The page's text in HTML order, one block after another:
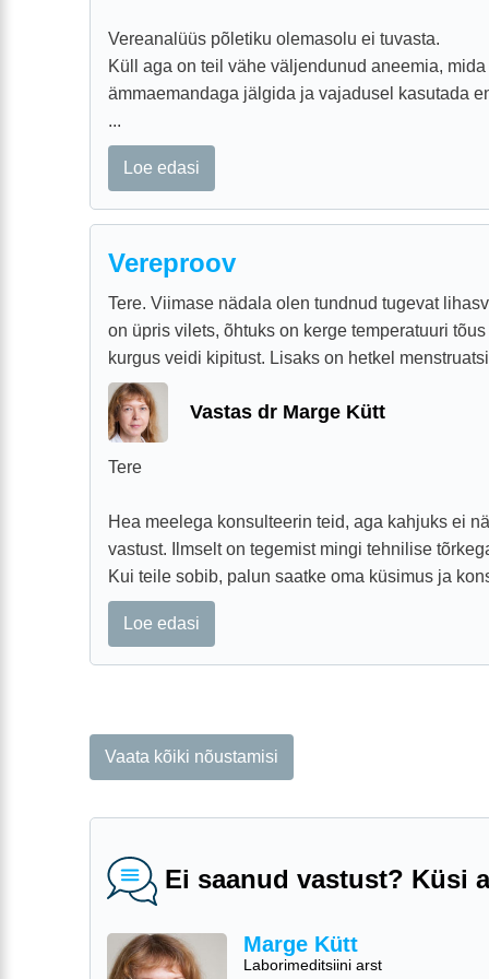
Vereanalüüs põletiku olemasolu ei tuvasta.
Küll aga on teil vähe väljendunud aneemia,
ämmaemandaga jälgida ja vajadusel kasutada
...
Loe edasi
Vereproov
Tere. Viimase nädala olen tundnud tugevat
on üpris vilets, õhtuks on kerge temperatuuri
kurgus veidi kipitust. Lisaks on hetkel
Vastas dr Marge Kütt
Tere
Hea meelega konsulteerin teid, aga kahjuks ei
vastust. Ilmselt on tegemist mingi tehnilise
Kui teile sobib, palun saatke oma küsimus ja
Loe edasi
Vaata kõiki nõustamisi
Ei saanud vastust? Küsi
Marge Kütt
Laborimeditsiini arst